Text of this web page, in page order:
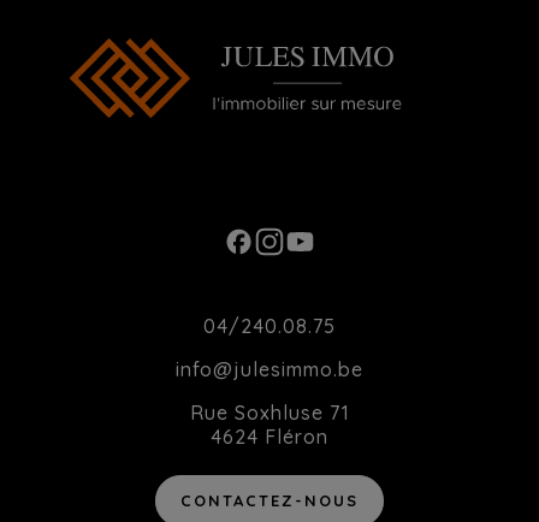
04/240.08.75
info@julesimmo.be
Rue Soxhluse 71
4624 Fléron
CONTACTEZ-NOUS